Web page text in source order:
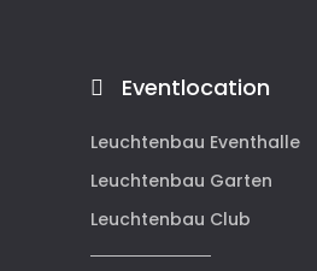
Eventlocation
Leuchtenbau Eventhalle
Leuchtenbau Garten
Leuchtenbau Club